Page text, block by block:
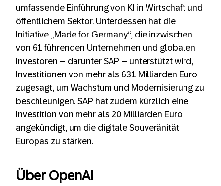
umfassende Einführung von KI in Wirtschaft und
öffentlichem Sektor. Unterdessen hat die
Initiative „Made for Germany“, die inzwischen
von 61 führenden Unternehmen und globalen
Investoren – darunter SAP – unterstützt wird,
Investitionen von mehr als 631 Milliarden Euro
zugesagt, um Wachstum und Modernisierung zu
beschleunigen. SAP hat zudem kürzlich eine
Investition von mehr als 20 Milliarden Euro
angekündigt, um die digitale Souveränität
Europas zu stärken.
Über OpenAI